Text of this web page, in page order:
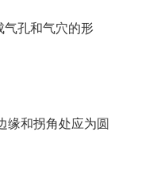
气孔和气穴的形
缘和拐角处应为圆